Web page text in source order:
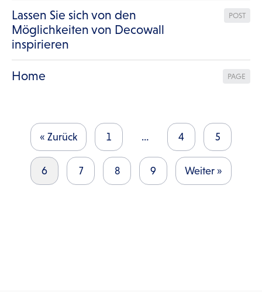
POST
Lassen Sie sich von den
Möglichkeiten von Decowall
inspirieren
PAGE
Home
« Zurück 1 … 4 5
6 7 8 9 Weiter »